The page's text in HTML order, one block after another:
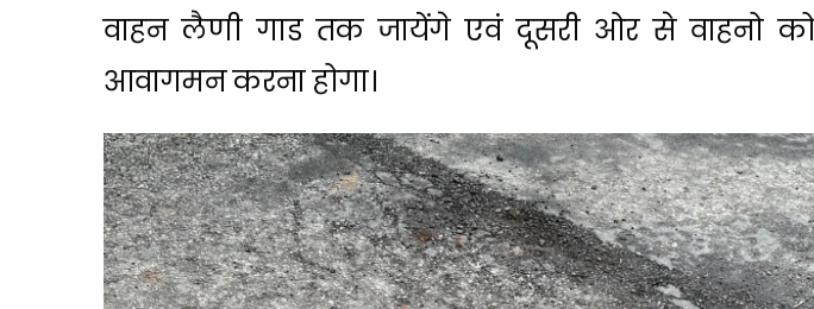
वाहन लैणी गाड तक जायेंगे एवं दूसरी ओर से वाहनो
आवागमन करना होगा।